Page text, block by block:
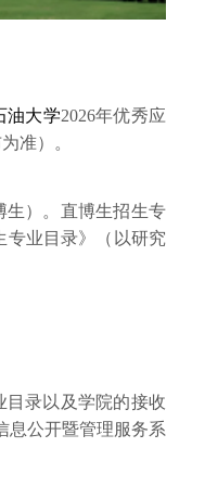
油大学2026年优秀应
准）。
生）。直博生招生专
专业目录》（以研究
目录以及学院的接收
息公开暨管理服务系